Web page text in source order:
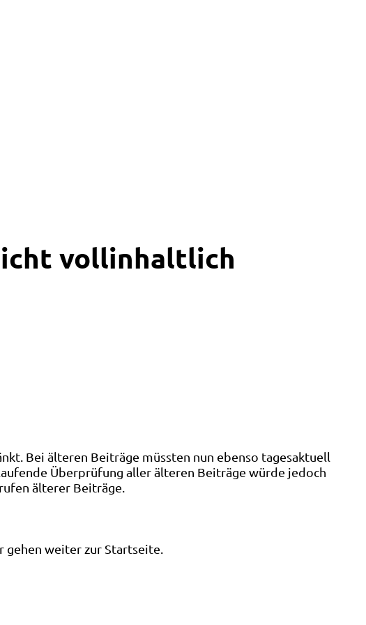
vollinhaltlich
Bei älteren Beiträge müssten nun ebenso tagesaktuell
Überprüfung aller älteren Beiträge würde jedoch
älterer Beiträge.
gehen weiter zur Startseite.